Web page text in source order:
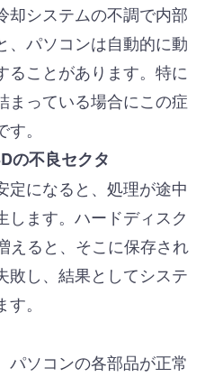
却システムの不調で内部
、パソコンは自動的に動
ることがあります。特に
まっている場合にこの症
。
の不良セクタ
定になると、処理が途中
します。ハードディスク
えると、そこに保存され
敗し、結果としてシステ
。
パソコンの各部品が正常